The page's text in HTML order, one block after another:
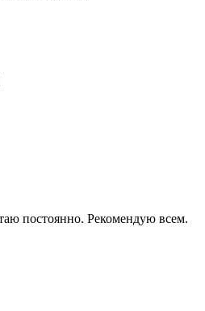
постоянно. Рекомендую всем.